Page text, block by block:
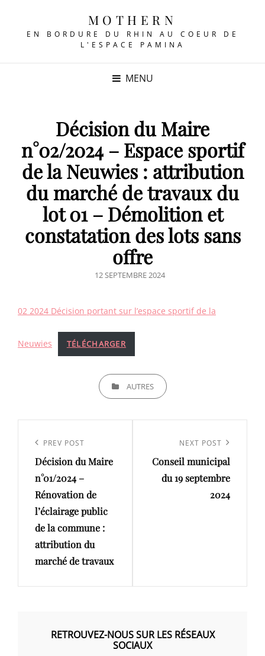
MOTHERN
EN BORDURE DU RHIN AU COEUR DE
L'ESPACE PAMINA
MENU
Décision du Maire
n°02/2024 – Espace sportif
de la Neuwies : attribution
du marché de travaux du
lot 01 – Démolition et
constatation des lots sans
offre
POSTED
12 SEPTEMBRE 2024
02 2024 Décision portant sur l’espace sportif de la
Neuwies TÉLÉCHARGER
CATEGORIESAUTRES
l’article
Previous
Post
PREV POST
Décision du Maire
n°01/2024 –
Rénovation de
l’éclairage public
de la commune :
attribution du
marché de travaux
Post
NEXT POST
Conseil municipal
du 19 septembre
2024
RETROUVEZ-NOUS SUR LES RÉSEAUX
SOCIAUX